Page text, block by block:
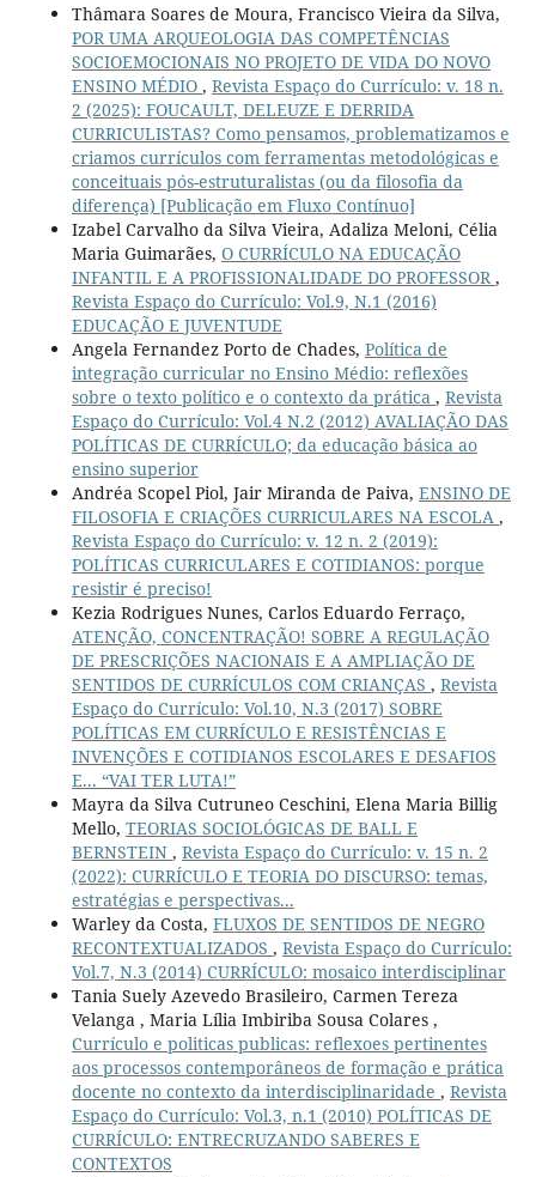
Thâmara Soares de Moura, Francisco Vieira da Silva,
POR UMA ARQUEOLOGIA DAS COMPETÊNCIAS
SOCIOEMOCIONAIS NO PROJETO DE VIDA DO NOVO
ENSINO MÉDIO , Revista Espaço do Currículo: v. 18 n.
2 (2025): FOUCAULT, DELEUZE E DERRIDA
CURRICULISTAS? Como pensamos, problematizamos e
criamos currículos com ferramentas metodológicas e
conceituais pós-estruturalistas (ou da filosofia da
diferença) [Publicação em Fluxo Contínuo]
Izabel Carvalho da Silva Vieira, Adaliza Meloni, Célia
Maria Guimarães, O CURRÍCULO NA EDUCAÇÃO
INFANTIL E A PROFISSIONALIDADE DO PROFESSOR ,
Revista Espaço do Currículo: Vol.9, N.1 (2016)
EDUCAÇÃO E JUVENTUDE
Angela Fernandez Porto de Chades, Política de
integração curricular no Ensino Médio: reflexões
sobre o texto político e o contexto da prática , Revista
Espaço do Currículo: Vol.4 N.2 (2012) AVALIAÇÃO DAS
POLÍTICAS DE CURRÍCULO; da educação básica ao
ensino superior
Andréa Scopel Piol, Jair Miranda de Paiva, ENSINO DE
FILOSOFIA E CRIAÇÕES CURRICULARES NA ESCOLA ,
Revista Espaço do Currículo: v. 12 n. 2 (2019):
POLÍTICAS CURRICULARES E COTIDIANOS: porque
resistir é preciso!
Kezia Rodrigues Nunes, Carlos Eduardo Ferraço,
ATENÇÃO, CONCENTRAÇÃO! SOBRE A REGULAÇÃO
DE PRESCRIÇÕES NACIONAIS E A AMPLIAÇÃO DE
SENTIDOS DE CURRÍCULOS COM CRIANÇAS , Revista
Espaço do Currículo: Vol.10, N.3 (2017) SOBRE
POLÍTICAS EM CURRÍCULO E RESISTÊNCIAS E
INVENÇÕES E COTIDIANOS ESCOLARES E DESAFIOS
E... “VAI TER LUTA!”
Mayra da Silva Cutruneo Ceschini, Elena Maria Billig
Mello, TEORIAS SOCIOLÓGICAS DE BALL E
BERNSTEIN , Revista Espaço do Currículo: v. 15 n. 2
(2022): CURRÍCULO E TEORIA DO DISCURSO: temas,
estratégias e perspectivas...
Warley da Costa, FLUXOS DE SENTIDOS DE NEGRO
RECONTEXTUALIZADOS , Revista Espaço do Currículo:
Vol.7, N.3 (2014) CURRÍCULO: mosaico interdisciplinar
Tania Suely Azevedo Brasileiro, Carmen Tereza
Velanga , Maria Lília Imbiriba Sousa Colares ,
Currículo e politicas publicas: reflexoes pertinentes
aos processos contemporâneos de formação e prática
docente no contexto da interdisciplinaridade , Revista
Espaço do Currículo: Vol.3, n.1 (2010) POLÍTICAS DE
CURRÍCULO: ENTRECRUZANDO SABERES E
CONTEXTOS